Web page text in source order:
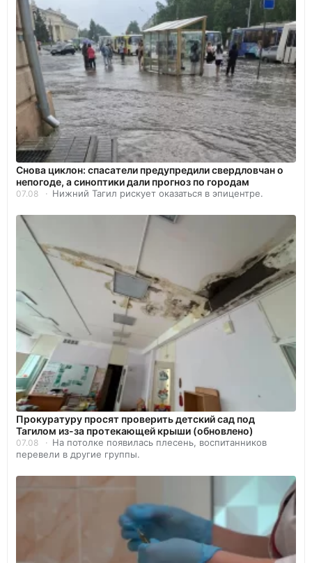
Снова циклон: спасатели предупредили свердловчан о
непогоде, а синоптики дали прогноз по городам
07.08 Нижний Тагил рискует оказаться в эпицентре.
Прокуратуру просят проверить детский сад под
Тагилом из-за протекающей крыши (обновлено)
07.08
На потолке появилась плесень, воспитанников
перевели в другие группы.